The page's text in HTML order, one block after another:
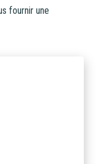
fournir une